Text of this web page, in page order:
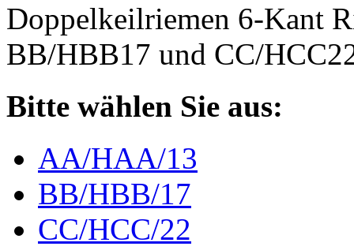
Doppelkeilriemen 6-Kant
BB/HBB17 und CC/
Bitte wählen Sie aus:
AA/HAA/13
BB/HBB/17
CC/HCC/22